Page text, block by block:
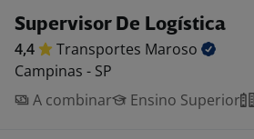
Supervisor De Logística
4,4 Transportes Maroso
Campinas - SP
A combinar
Ensino Superior